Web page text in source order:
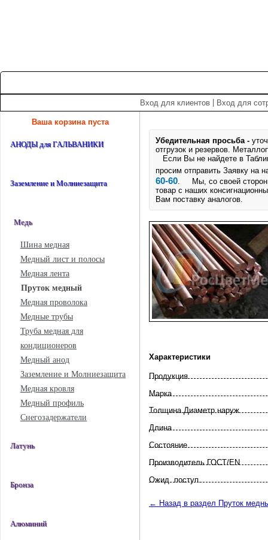
Вход для клиентов Вход для
Ваша корзина пуста
АНОДЫ для ГАЛЬВАНИКИ
Заземление и Молниезащита
Медь
Шина медная
Медный лист и полосы
Медная лента
Пруток медный
Медная проволока
Медные трубы
Труба медная для
кондиционеров
Медный анод
Заземление и Молниезащита
Медная кровля
Медный профиль
Снегозадержатели
Латунь
Бронза
Алюминий
Убедительная просьба -
отгрузок и резервов.
Если Вы не найдете в
просим отправить Заявку на
60-60. Мы, со своей
товар с наших
Вам поставку аналогов.
Характеристики
Продукция
Марка
Толщина Диаметр наруж
Длина
Состояние
Произво­дитель ГОСТ/EN
Ожид. поступ.
← Назад в раздел Пруток